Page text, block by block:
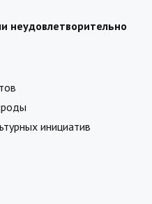
неудовлетворительно
инициатив